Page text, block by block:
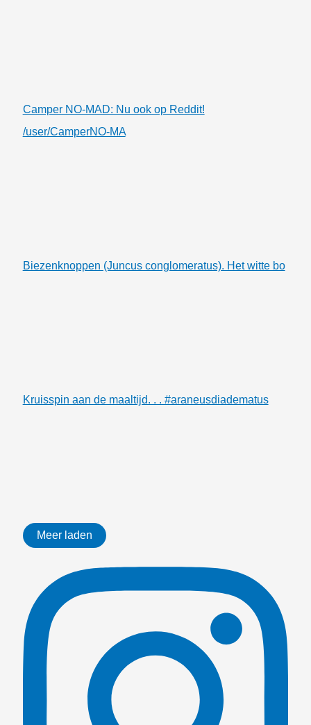
Camper NO-MAD: Nu ook op Reddit!
/user/CamperNO-MA
Biezenknoppen (Juncus conglomeratus). Het witte bo
Kruisspin aan de maaltijd. . . #araneusdiadematus
Meer laden